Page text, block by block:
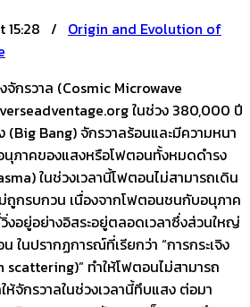
15:28 / Origin and Evolution of
จักรวาล (Cosmic Microwave
ในช่วง 380,000 ปี
(Big Bang) จักรวาลร้อนและมีความหนา
นุภาคของแสงหรือโฟตอนทั้งหมดดำรง
ในช่วงเวลานี้โฟตอนไม่สามารถเดิน
ถูกรบกวน เนื่องจากโฟตอนชนกับอนุภาค
งอยู่อย่างอิสระอยู่ตลอดเวลาซึ่งส่วนใหญ่
ในปรากฏการณ์ที่เรียกว่า “การกระเจิง
ทำให้โฟตอนไม่สามารถ
ห้จักรวาลในช่วงเวลานี้ทึบแสง ต่อมา